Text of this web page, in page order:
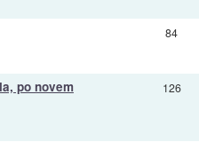
84
po novem 126